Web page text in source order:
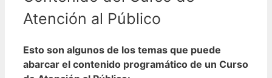
Atención al Público
Esto son algunos de los temas que puede
abarcar el contenido programático de un Curso